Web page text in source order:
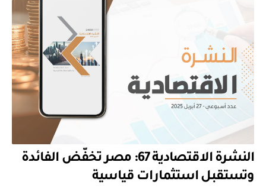
النشرة الاقتصادية 67: مصر تخفّض الفائدة
وتستقبل استثمارات قياسية